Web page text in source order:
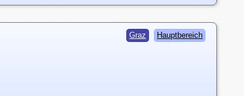
Graz Hauptbereich